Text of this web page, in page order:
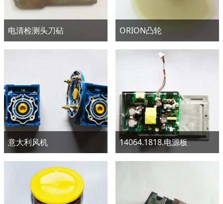
电清检测头刀砧 ORION凸轮
意大利风机 14064.1818.电源板